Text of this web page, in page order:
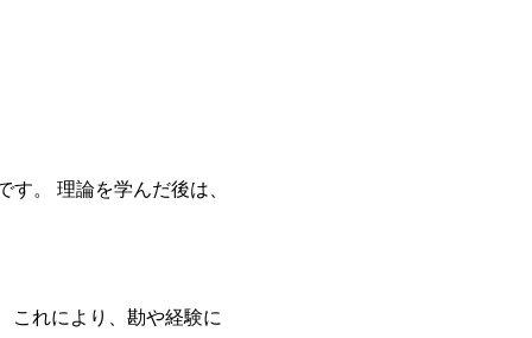
。 理論を学んだ後は、
これにより、勘や経験に